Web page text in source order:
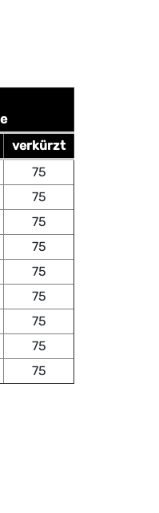
verkürzt
75
75
75
75
75
75
75
75
75